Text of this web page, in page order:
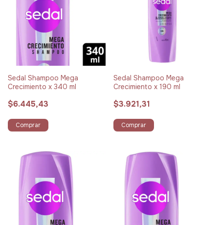
Sedal Shampoo Mega
Crecimiento x 340 ml
$6.445,43
Comprar
Sedal Shampoo Mega
Crecimiento x 190 ml
$3.921,31
Comprar